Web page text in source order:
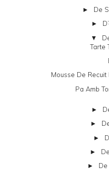
► De
►
▼
Tarte
Mousse De
Pa Amb
►
►
►
►
►